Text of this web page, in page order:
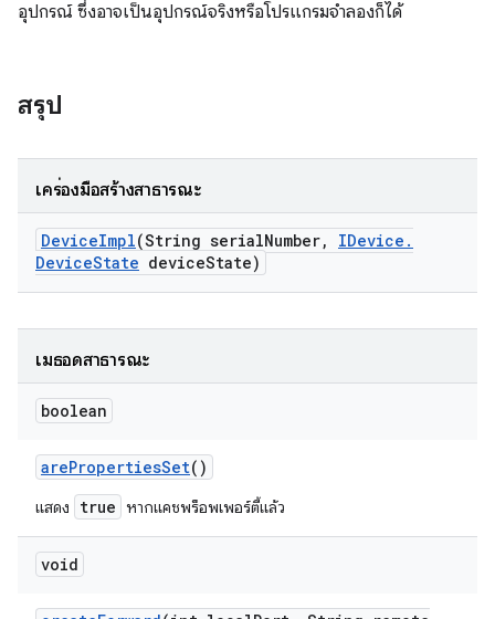
อุปกรณ์ ซึ่งอาจเป็นอุปกรณ์จริงหรือโปรแกรมจำลองก็ได้
สรุป
เครื่องมือสร้างสาธารณะ
DeviceImpl(String serialNumber, IDevice .
DeviceState deviceState)
เมธอดสาธารณะ
boolean
arePropertiesSet()
แสดง true หากแคชพร็อพเพอร์ตี้แล้ว
void